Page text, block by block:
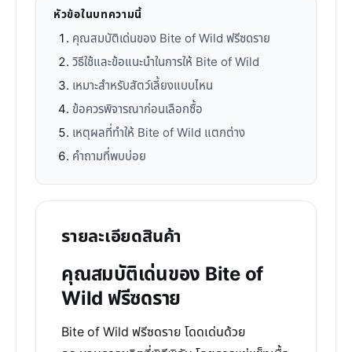
หัวข้อในบทความนี้
คุณสมบัติเด่นของ Bite of Wild ฟรีซดราย
วิธีใช้และข้อแนะนำในการให้ Bite of Wild
เหมาะสำหรับสัตว์เลี้ยงแบบไหน
ข้อควรพิจารณาก่อนเลือกซื้อ
เหตุผลที่ทำให้ Bite of Wild แตกต่าง
คำถามที่พบบ่อย
รายละเอียดสินค้า
คุณสมบัติเด่นของ Bite of
Wild ฟรีซดราย
Bite of Wild ฟรีซดราย โดดเด่นด้วย